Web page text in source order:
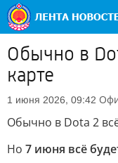
Обычно в
карте
1 июня 2026, 09:42
Обычно в Dota 2
Но 7 июня всё